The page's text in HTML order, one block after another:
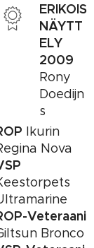
ERIKOIS
NÄYTT
ELY
2009
Rony
Doedijn
s
Ikurin
Nova
Veteraani
Bronco